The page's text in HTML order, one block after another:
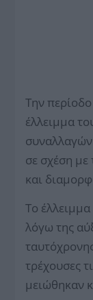
Την περίοδο
έλλειμμα
σε σχέση με
και
Το
λόγω της
τρέχουσες
μειώθηκαν